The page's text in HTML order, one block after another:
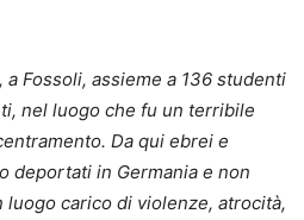
a Fossoli, assieme a 136 studenti
nel luogo che fu un terribile
Da qui ebrei e
deportati in Germania e non
carico di violenze, atrocità,